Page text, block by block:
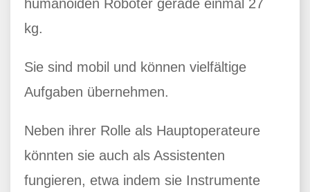
humanoiden Roboter gerade einmal 27
kg.
Sie sind mobil und können vielfältige
Aufgaben übernehmen.
Neben ihrer Rolle als Hauptoperateure
könnten sie auch als Assistenten
fungieren, etwa indem sie Instrumente